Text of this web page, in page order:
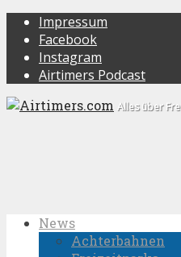
Impressum
Facebook
Instagram
Airtimers Podcast
Alles über
News
Achterbahnen